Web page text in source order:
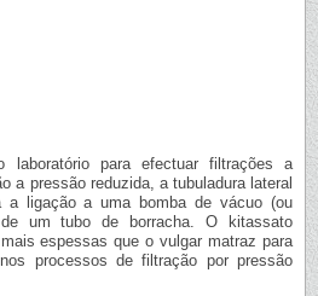
para efectuar filtrações a
a pressão reduzida, a tubuladura lateral
a ligação a uma bomba de vácuo (ou
um tubo de borracha. O kitassato
espessas que o vulgar matraz para
processos de filtração por pressão